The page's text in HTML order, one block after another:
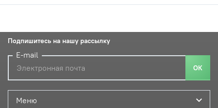
Меню
Подпишитесь на нашу рассылку
E-mail
ОК